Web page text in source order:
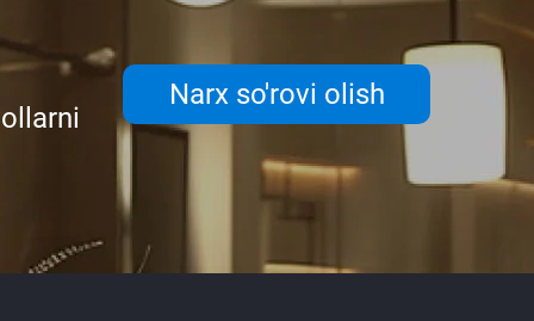
Narx so'rovi olish